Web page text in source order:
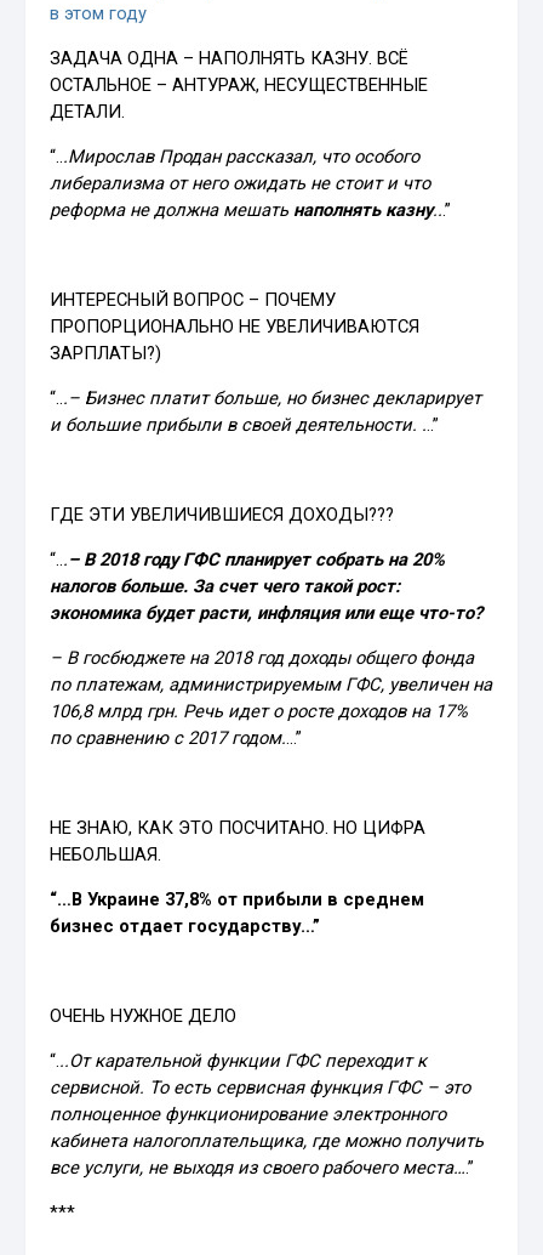
в этом году
ЗАДАЧА ОДНА – НАПОЛНЯТЬ КАЗНУ. ВСЁ
ОСТАЛЬНОЕ – АНТУРАЖ, НЕСУЩЕСТВЕННЫЕ
ДЕТАЛИ.
“...Мирослав Продан рассказал, что особого
либерализма от него ожидать не стоит и что
реформа не должна мешать наполнять казну...”
ИНТЕРЕСНЫЙ ВОПРОС – ПОЧЕМУ
ПРОПОРЦИОНАЛЬНО НЕ УВЕЛИЧИВАЮТСЯ
ЗАРПЛАТЫ?)
“...– Бизнес платит больше, но бизнес декларирует
и большие прибыли в своей деятельности. ...”
ГДЕ ЭТИ УВЕЛИЧИВШИЕСЯ ДОХОДЫ???
“...– В 2018 году ГФС планирует собрать на 20%
налогов больше. За счет чего такой рост:
экономика будет расти, инфляция или еще что-то?
– В госбюджете на 2018 год доходы общего фонда
по платежам, администрируемым ГФС, увеличен на
106,8 млрд грн. Речь идет о росте доходов на 17%
по сравнению с 2017 годом.…”
НЕ ЗНАЮ, КАК ЭТО ПОСЧИТАНО. НО ЦИФРА
НЕБОЛЬШАЯ.
“…В Украине 37,8% от прибыли в среднем
бизнес отдает государству…”
ОЧЕНЬ НУЖНОЕ ДЕЛО
“...От карательной функции ГФС переходит к
сервисной. То есть сервисная функция ГФС – это
полноценное функционирование электронного
кабинета налогоплательщика, где можно получить
все услуги, не выходя из своего рабочего места….”
***